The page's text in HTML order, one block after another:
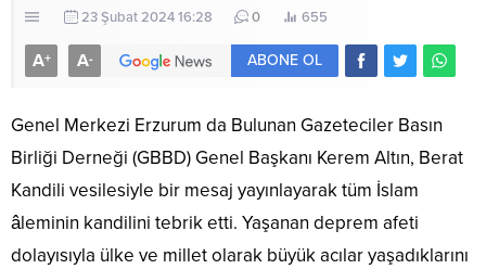
23 Şubat 2024 16:28 0 655
A+ A- ABONE OL
Genel Merkezi Erzurum da Bulunan Gazeteciler Basın
Birliği Derneği (GBBD) Genel Başkanı Kerem Altın, Berat
Kandili vesilesiyle bir mesaj yayınlayarak tüm İslam
âleminin kandilini tebrik etti. Yaşanan deprem afeti
dolayısıyla ülke ve millet olarak büyük acılar yaşadıklarını